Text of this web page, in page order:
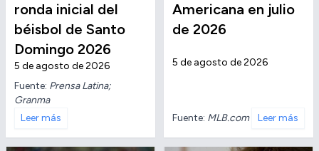
ronda inicial del
béisbol de Santo
Domingo 2026
5 de agosto de 2026
Fuente: Prensa Latina;
Granma
Leer más
Americana en julio
de 2026
5 de agosto de 2026
Fuente: MLB.com Leer más